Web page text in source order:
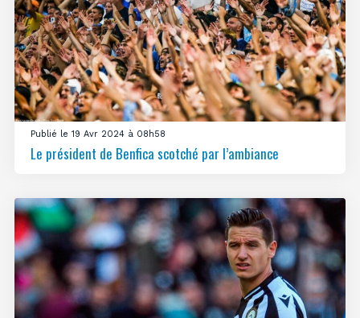
Publié le 19 Avr 2024 à 08h58
Le président de Benfica scotché par l’ambiance